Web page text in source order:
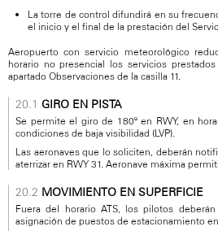
La torre de control difundirá en su
el inicio y el final de la prestación del
Aeropuerto con servicio meteorológico
horario no presencial los servicios
apartado Observaciones de la casilla 11.
GIRO EN PISTA
Se permite el giro de 180º en RWY, en
condiciones de baja visibilidad (LVP).
Las aeronaves que lo soliciten, deberán
aterrizar en RWY 31. Aeronave máxima
MOVIMIENTO EN SUPERFICIE
Fuera del horario ATS, los pilotos
asignación de puestos de estacionamiento